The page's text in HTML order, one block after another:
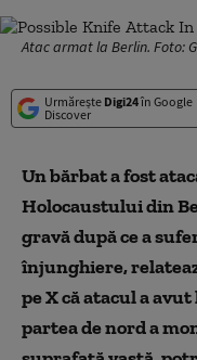
Atac armat la Berlin. Foto:
Urmărește Digi24în Google
Discover
Un bărbat a fost
Holocaustului din
gravă după ce a
înjunghiere,
pe X că atacul a
partea de nord a